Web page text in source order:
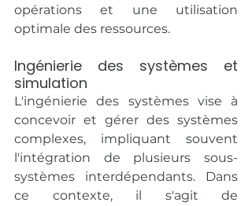
opérations et une utilisation
optimale des ressources.
Ingénierie des systèmes et
simulation
L'ingénierie des systèmes vise à
concevoir et gérer des systèmes
complexes, impliquant souvent
l'intégration de plusieurs sous-
systèmes interdépendants. Dans
ce contexte, il s'agit de